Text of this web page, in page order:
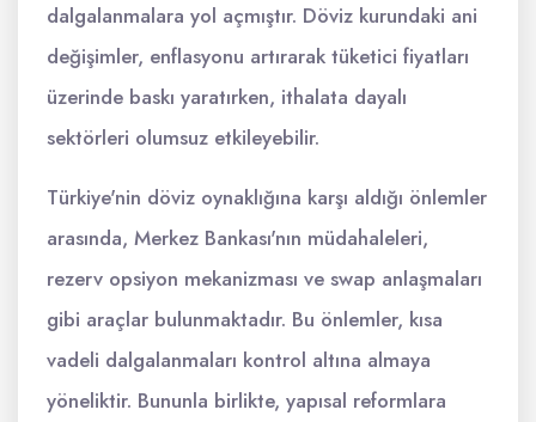
dalgalanmalara yol açmıştır. Döviz kurundaki ani
değişimler, enflasyonu artırarak tüketici fiyatları
üzerinde baskı yaratırken, ithalata dayalı
sektörleri olumsuz etkileyebilir.
Türkiye'nin döviz oynaklığına karşı aldığı önlemler
arasında, Merkez Bankası'nın müdahaleleri,
rezerv opsiyon mekanizması ve swap anlaşmaları
gibi araçlar bulunmaktadır. Bu önlemler, kısa
vadeli dalgalanmaları kontrol altına almaya
yöneliktir. Bununla birlikte, yapısal reformlara